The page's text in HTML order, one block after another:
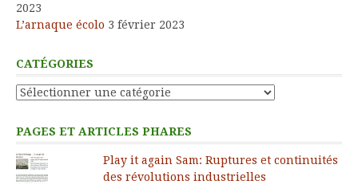
2023
L’arnaque écolo 3 février 2023
CATÉGORIES
Catégories
PAGES ET ARTICLES PHARES
Play it again Sam: Ruptures et continuités
des révolutions industrielles